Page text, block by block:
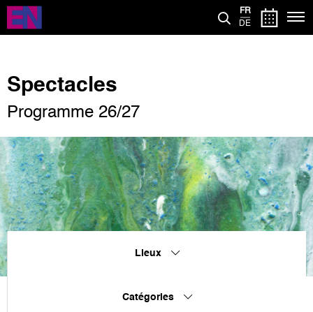
Aller
contenu
FR
DE
Spectacles
Programme 26/27
Lieux
Catégories